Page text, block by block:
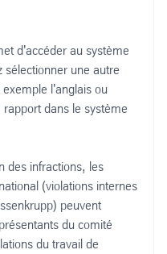
d'accéder au système
sélectionner une autre
l'anglais ou
dans le système
des infractions, les
(violations internes
peuvent
du comité
du travail de